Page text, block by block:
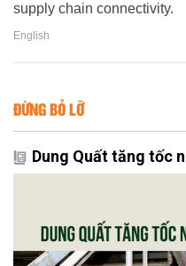
supply chain connectivity.
English
ĐỪNG BỎ LỠ
Dung Quất tăng tốc